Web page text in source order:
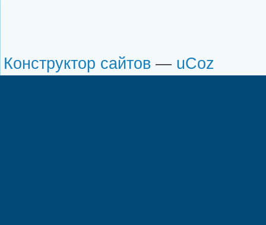
Конструктор сайтов — uCoz